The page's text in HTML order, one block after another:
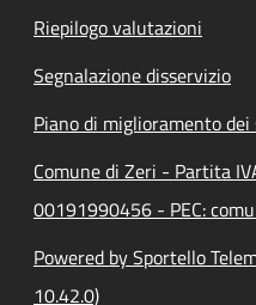
Riepilogo valutazioni
Segnalazione disservizio
Piano di miglioramento dei
Comune di Zeri - Partita
00191990456 - PEC:
Powered by Sportello
10.42.0)